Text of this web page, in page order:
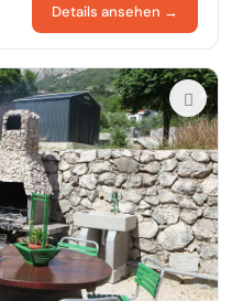
Details ansehen →